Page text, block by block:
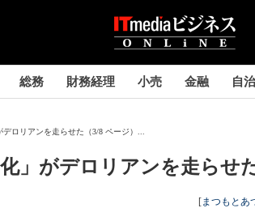
総務 財務経理 小売 金融 自
ロリアンを走らせた（3/8 ページ）...
」がデロリアンを走らせ
[まつもとあ